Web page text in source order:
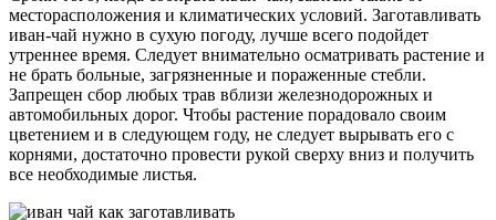
месторасположения и климатических условий. Заготавливать
иван-чай нужно в сухую погоду, лучше всего подойдет
утреннее время. Следует внимательно осматривать растение и
не брать больные, загрязненные и пораженные стебли.
Запрещен сбор любых трав вблизи железнодорожных и
автомобильных дорог. Чтобы растение порадовало своим
цветением и в следующем году, не следует вырывать его с
корнями, достаточно провести рукой сверху вниз и получить
все необходимые листья.